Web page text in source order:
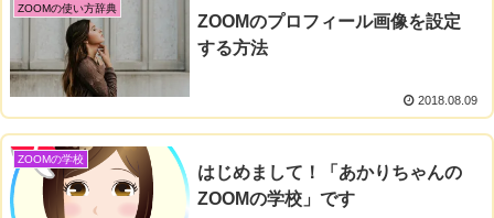
ZOOMの使い方辞典
ZOOMのプロフィール画像を設定
する方法
2018.08.09
ZOOMの学校
はじめまして！「あかりちゃんの
ZOOMの学校」です